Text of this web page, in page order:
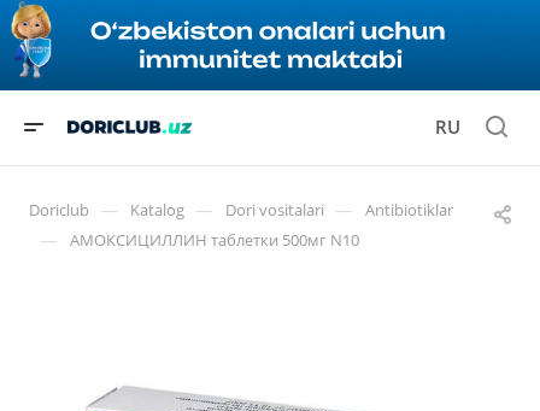
RU
Doriclub — Katalog — Dori vositalari — Antibiotiklar
— АМОКСИЦИЛЛИН таблетки 500мг N10